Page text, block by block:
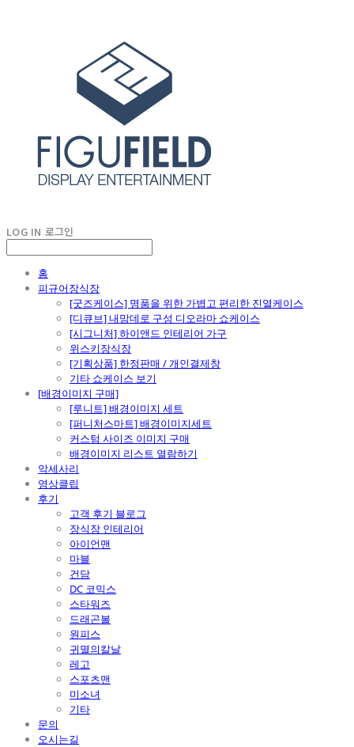
LOG IN 로그인
홈
피규어장식장
[굿즈케이스] 명품을 위한 가볍고 편리한 진열케이스
[디큐브] 내맘데로 구성 디오라마 쇼케이스
[시그니처] 하이앤드 인테리어 가구
위스키장식장
[기획상품] 한정판매 / 개인결제창
기타 쇼케이스 보기
[배경이미지 구매]
[루니트] 배경이미지 세트
[퍼니처스마트] 배경이미지세트
커스텀 사이즈 이미지 구매
배경이미지 리스트 열람하기
악세사리
영상클립
후기
고객 후기 블로그
장식장 인테리어
아이언맨
마블
건담
DC 코믹스
스타워즈
드래곤볼
원피스
귀멸의칼날
레고
스포츠맨
미소녀
기타
문의
오시는길